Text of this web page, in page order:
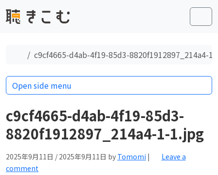
Home
c9cf4665-d4ab-4f19-85d3-8820f1912897_214a4-
c9cf4665-d4ab-4f19-85d3-
8820f1912897_214a4-1-1.jpg
2025年9月11日 / 2025年9月11日 by Tomomi |
Leave a
comment
Open side menu